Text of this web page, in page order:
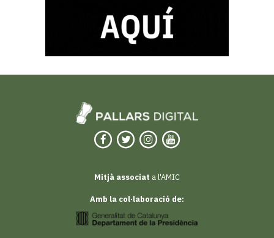
Mitjà associat a l'AMIC
Amb la col·laboració de: